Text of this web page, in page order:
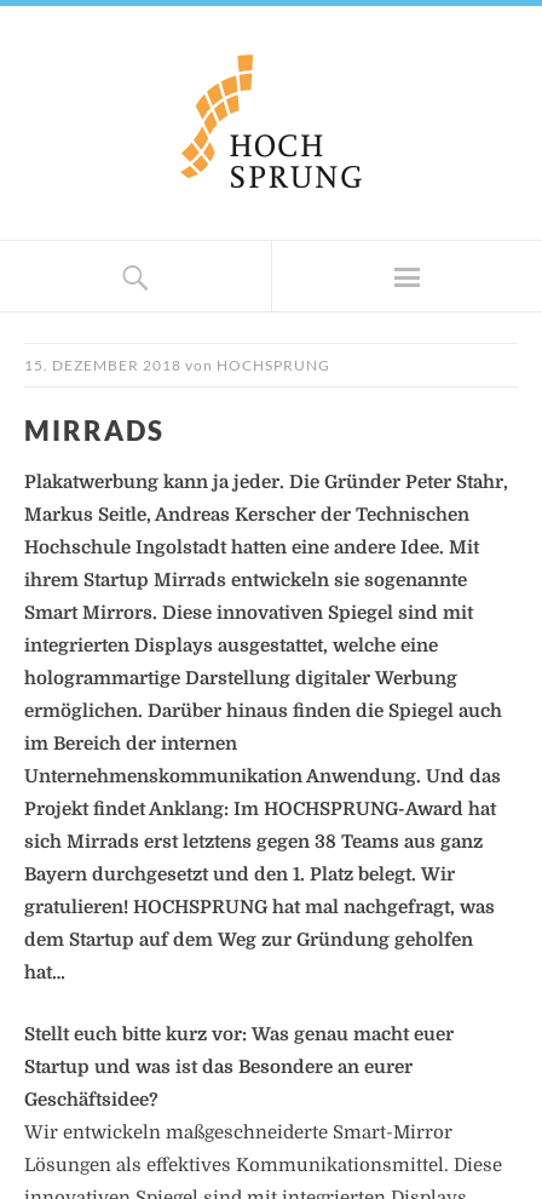
15. DEZEMBER 2018 von HOCHSPRUNG
MIRRADS
Plakatwerbung kann ja jeder. Die Gründer Peter Stahr,
Markus Seitle, Andreas Kerscher der Technischen
Hochschule Ingolstadt hatten eine andere Idee. Mit
ihrem Startup Mirrads entwickeln sie sogenannte
Smart Mirrors. Diese innovativen Spiegel sind mit
integrierten Displays ausgestattet, welche eine
hologrammartige Darstellung digitaler Werbung
ermöglichen. Darüber hinaus finden die Spiegel auch
im Bereich der internen
Unternehmenskommunikation Anwendung. Und das
Projekt findet Anklang: Im HOCHSPRUNG-Award hat
sich Mirrads erst letztens gegen 38 Teams aus ganz
Bayern durchgesetzt und den 1. Platz belegt. Wir
gratulieren! HOCHSPRUNG hat mal nachgefragt, was
dem Startup auf dem Weg zur Gründung geholfen
hat…
Stellt euch bitte kurz vor: Was genau macht euer
Startup und was ist das Besondere an eurer
Geschäftsidee?
Wir entwickeln maßgeschneiderte Smart-Mirror
Lösungen als effektives Kommunikationsmittel. Diese